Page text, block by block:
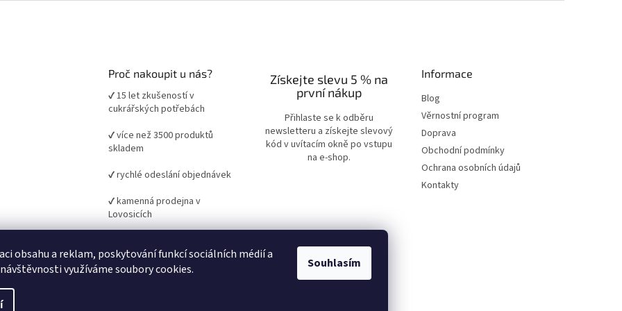
obsahu a reklam, poskytování funkcí sociálních médií a
využíváme soubory cookies.
Souhlasím
Proč nakoupit u nás?
✔ 15 let zkušeností v
cukrářských potřebách
✔ více než 3500 produktů
skladem
✔ rychlé odeslání objednávek
✔ kamenná prodejna v
Lovosicích
pro domácí i profesionální
pečení
Získejte slevu 5 % na
první nákup
Přihlaste se k odběru
newsletteru a získejte slevový
kód v uvítacím okně po vstupu
na e-shop.
Informace
Blog
Věrnostní program
Doprava
Obchodní podmínky
Ochrana osobních údajů
Kontakty